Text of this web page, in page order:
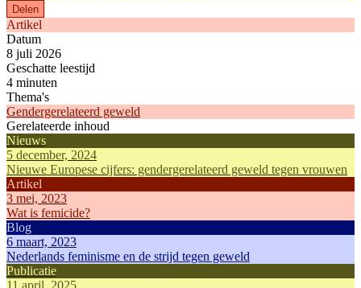
Delen
Artikel
Datum
8 juli 2026
Geschatte leestijd
4 minuten
Thema's
Gendergerelateerd geweld
Gerelateerde inhoud
Nieuws
5 december, 2024
Nieuwe Europese cijfers: gendergerelateerd geweld tegen vrouwen
Artikel
3 mei, 2023
Wat is femicide?
Blog
6 maart, 2023
Nederlands feminisme en de strijd tegen geweld
Publicatie
11 april, 2025